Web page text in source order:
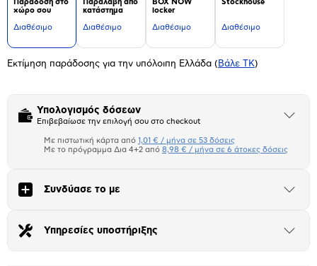
χώρο σου
Διαθέσιμο
κατάστημα
Διαθέσιμο
locker
Διαθέσιμο Διαθέσιμο
Εκτίμηση παράδοσης για την υπόλοιπη Ελλάδα ( Βάλε ΤΚ)
Υπολογισμός δόσεων
Επιβεβαίωσε την επιλογή σου στο checkout
Άνοιξε
Πιστωτική κάρτα
Με πιστωτική κάρτα από 1,01 € / μήνα σε 53 δόσεις
Με το πρόγραμμα Δια 4+2 από 8,98 € / μήνα σε 6 άτοκες δόσεις
Συνδύασε το με
Άνοιξε
Υπηρεσίες υποστήριξης
Άνοιξε